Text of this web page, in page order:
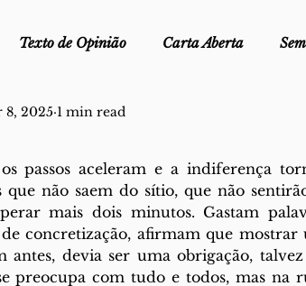
Texto de Opinião Carta Aberta
Ofélia - Clube de Leitura
Trocado por miúdos Dicionário
8, 2025 1 min read
passos aceleram e a indiferença
que não saem do sítio, que não
mais dois minutos. Gastam
concretização, afirmam que mostrar
antes, devia ser uma obrigação,
preocupa com tudo e todos, mas na